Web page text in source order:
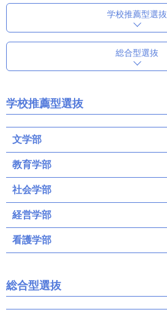
学校推薦型選抜
総合型選抜
学校推薦型選抜
文学部
教育学部
社会学部
経営学部
看護学部
総合型選抜